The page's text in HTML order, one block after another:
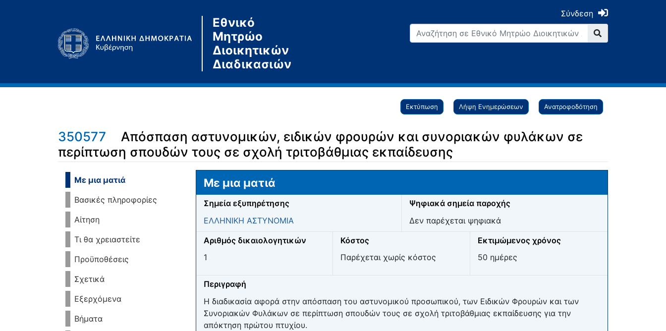
Εθνικό
Μητρώο
Διοικητικών
Διαδικασιών
Σύνδεση
Εκτύπωση Λήψη Ενημερώσεων Ανατροφοδότηση
350577
Απόσπαση αστυνομικών, ειδικών φρουρών και συνοριακών φυλάκων σε
περίπτωση σπουδών τους σε σχολή τριτοβάθμιας εκπαίδευσης
Μετάβαση σε: πλοήγηση
Με μια ματιά
Βασικές πληροφορίες
Αίτηση
Τι θα χρειαστείτε
Προϋποθέσεις
Σχετικά
Εξερχόμενα
Βήματα
Με μια ματιά
Σημεία εξυπηρέτησης
ΕΛΛΗΝΙΚΗ ΑΣΤΥΝΟΜΙΑ
Ψηφιακά σημεία παροχής
Δεν παρέχεται ψηφιακά
Αριθμός δικαιολογητικών
1
Κόστος
Παρέχεται χωρίς κόστος
Εκτιμώμενος χρόνος
50 ημέρες
Περιγραφή
Η διαδικασία αφορά στην απόσπαση του αστυνομικού προσωπικού, των Ειδικών Φρουρών και των
Συνοριακών Φυλάκων σε περίπτωση σπουδών τους σε σχολή τριτοβάθμιας εκπαίδευσης για την
απόκτηση πρώτου πτυχίου.